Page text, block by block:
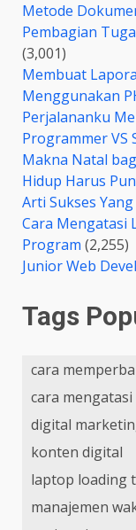
Metode
Pembagian
(3,001)
Membuat
Menggunakan
Perjalananku
Programmer VS
Makna Natal
Hidup Harus
Arti Sukses
Cara Mengatasi
Program (2,255)
Junior Web
Tags
cara
cara
digital
konten digital
laptop loading
manajemen